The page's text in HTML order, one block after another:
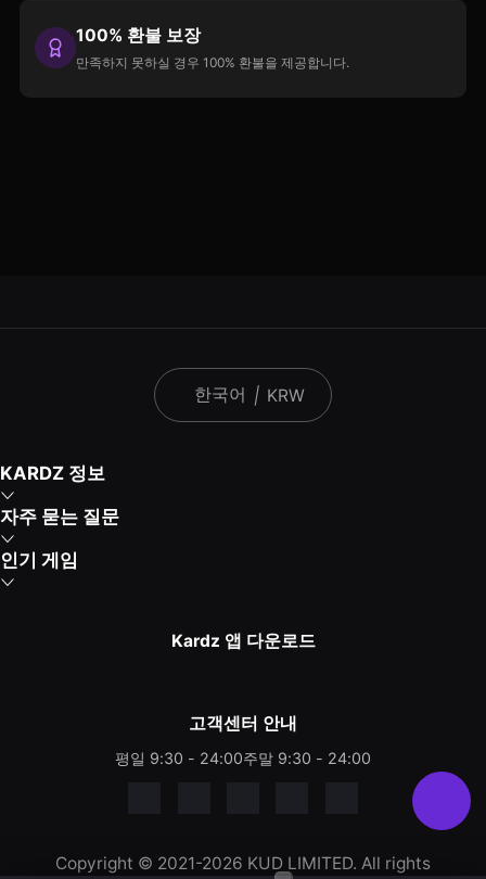
100% 환불 보장
만족하지 못하실 경우 100% 환불을 제공합니다.
한국어 | KRW
KARDZ 정보
자주 묻는 질문
인기 게임
Kardz 앱 다운로드
고객센터 안내
평일 9:30 - 24:00주말 9:30 - 24:00
Copyright © 2021-2026 KUD LIMITED. All rights